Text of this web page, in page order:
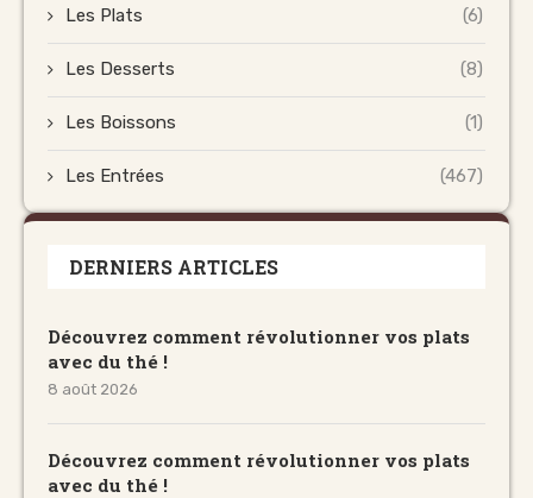
Les Plats (6)
Les Desserts (8)
Les Boissons (1)
Les Entrées (467)
DERNIERS ARTICLES
Découvrez comment révolutionner vos plats
avec du thé !
8 août 2026
Découvrez comment révolutionner vos plats
avec du thé !